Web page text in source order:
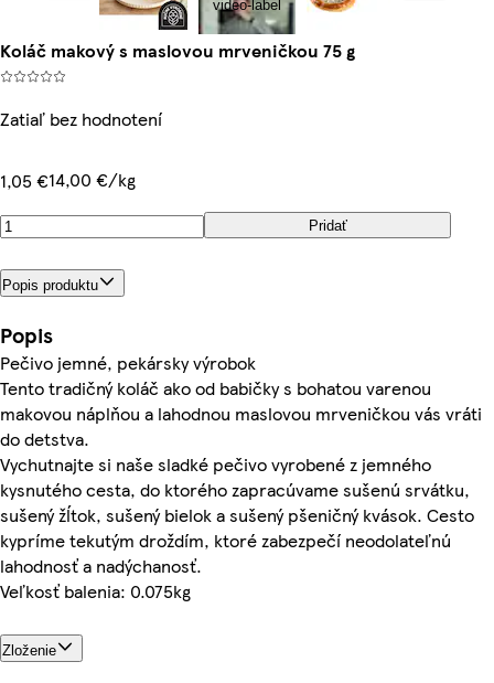
video-label
Koláč makový s maslovou mrveničkou 75 g
Zatiaľ bez hodnotení
1,05 €14,00 €/kg
Pridať
Popis produktu
Popis
Pečivo jemné, pekársky výrobok
Tento tradičný koláč ako od babičky s bohatou varenou
makovou náplňou a lahodnou maslovou mrveničkou vás vráti
do detstva.
Vychutnajte si naše sladké pečivo vyrobené z jemného
kysnutého cesta, do ktorého zapracúvame sušenú srvátku,
sušený žĺtok, sušený bielok a sušený pšeničný kvások. Cesto
kypríme tekutým droždím, ktoré zabezpečí neodolateľnú
lahodnosť a nadýchanosť.
Veľkosť balenia: 0.075kg
Zloženie